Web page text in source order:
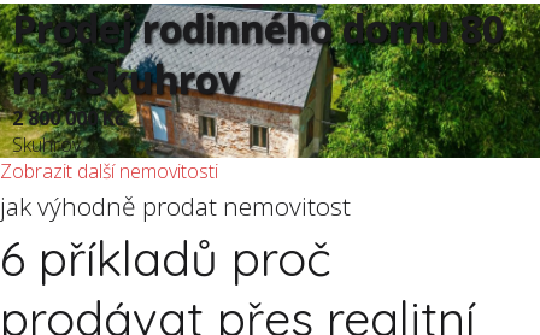
Prodej rodinného domu 80
m², Skuhrov
2 800 000 Kč
Skuhrov
Zobrazit další nemovitosti
jak výhodně prodat nemovitost
6 příkladů proč
prodávat přes realitní